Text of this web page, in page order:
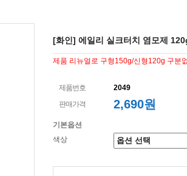
[화인] 에일리 실크터치 염모제
제품 리뉴얼로 구형150g/신형120g 구분
제품번호
2049
판매가격
2,690원
기본옵션
색상